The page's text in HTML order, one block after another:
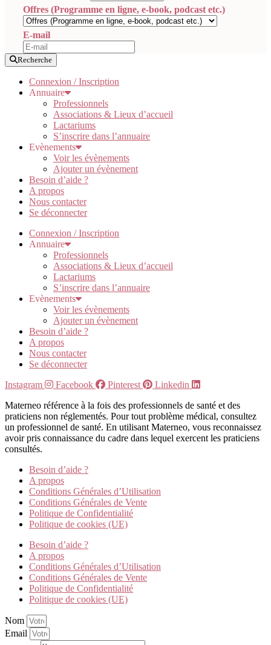
Offres (Programme en ligne, e-book, podcast etc.)
E-mail
Recherche
Connexion / Inscription
Annuaire
Professionnels
Associations & Lieux d’accueil
Lactariums
S’inscrire dans l’annuaire
Evènements
Voir les évènements
Ajouter un évènement
Besoin d’aide ?
A propos
Nous contacter
Se déconnecter
Connexion / Inscription
Annuaire
Professionnels
Associations & Lieux d’accueil
Lactariums
S’inscrire dans l’annuaire
Evènements
Voir les évènements
Ajouter un évènement
Besoin d’aide ?
A propos
Nous contacter
Se déconnecter
Instagram
Facebook Pinterest
Linkedin
Materneo référence à la fois des professionnels de santé et des
praticiens non réglementés. Pour tout problème médical, consultez
un professionnel de santé. En utilisant Materneo, vous reconnaissez
avoir pris connaissance du cadre dans lequel exercent les praticiens
consultés.
Besoin d’aide ?
A propos
Conditions Générales d’Utilisation
Conditions Générales de Vente
Politique de Confidentialité
Politique de cookies (UE)
Besoin d’aide ?
A propos
Conditions Générales d’Utilisation
Conditions Générales de Vente
Politique de Confidentialité
Politique de cookies (UE)
Nom
Email